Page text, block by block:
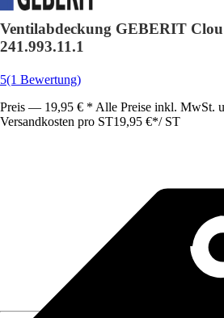
Ventilabdeckung GEBERIT
241.993.11.1
5(1 Bewertung)
Preis — 19,95 € * Alle Preise inkl. MwSt.
Versandkosten pro ST19,95 €*/ ST